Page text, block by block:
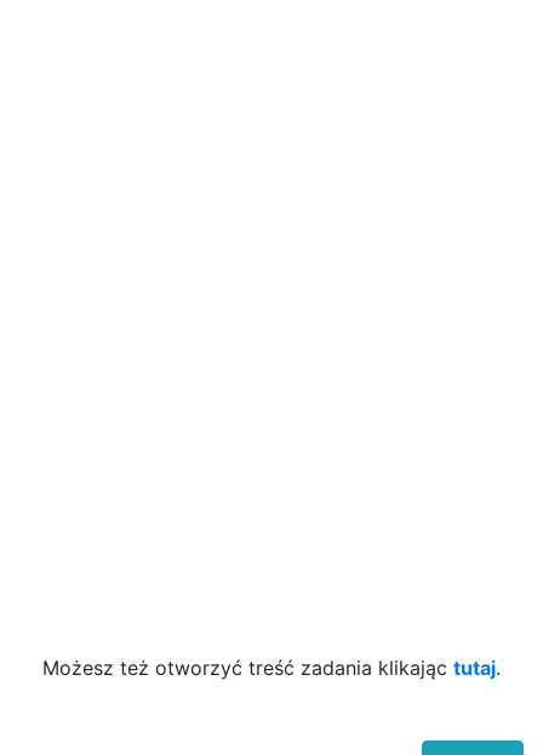
Możesz też otworzyć treść zadania klikając tutaj.